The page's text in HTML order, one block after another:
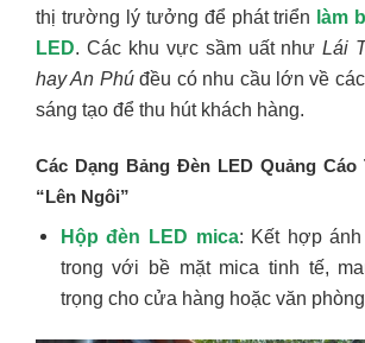
thị trường lý tưởng để phát triển làm
LED. Các khu vực sầm uất nhưLái
hay An Phúđều có nhu cầu lớn về
sáng tạo để thu hút khách hàng.
Các Dạng Bảng Đèn LED Quảng Cáo
“Lên Ngôi”
Hộp đèn LED mica: Kết hợp
trong với bề mặt mica tinh tế,
trọng cho cửa hàng hoặc văn